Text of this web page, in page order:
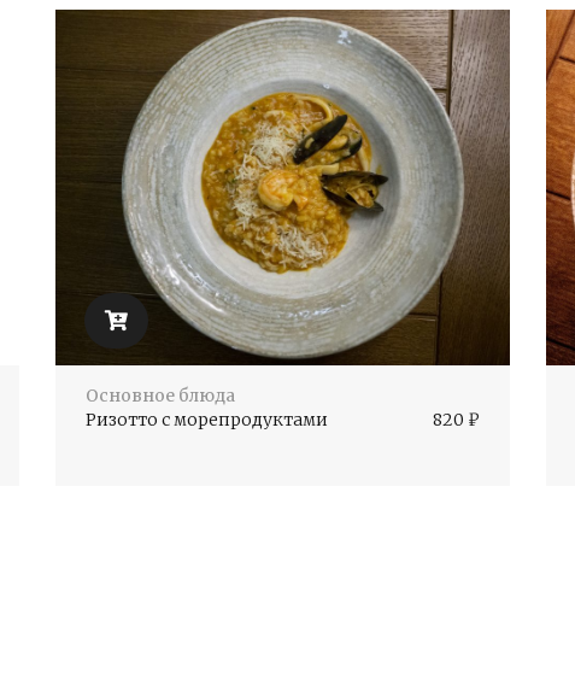
Основное блюда
Ризотто с морепродуктами
820 ₽